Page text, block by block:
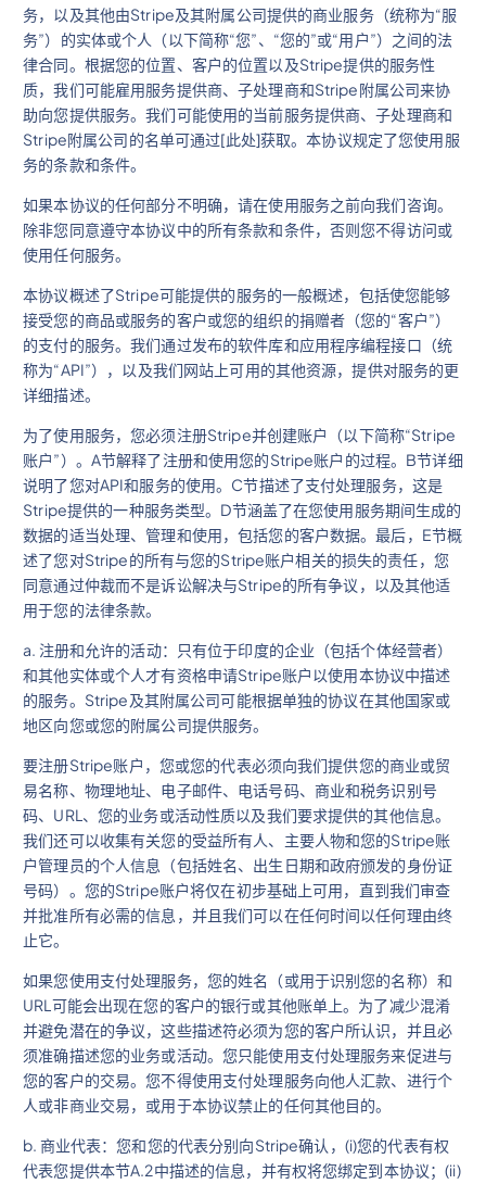
务，以及其他由Stripe及其附属公司提供的商业服务（统称为“服
务”）的实体或个人（以下简称“您”、“您的”或“用户”）之间的法
律合同。根据您的位置、客户的位置以及Stripe提供的服务性
质，我们可能雇用服务提供商、子处理商和Stripe附属公司来协
助向您提供服务。我们可能使用的当前服务提供商、子处理商和
Stripe附属公司的名单可通过[此处]获取。本协议规定了您使用服
务的条款和条件。
如果本协议的任何部分不明确，请在使用服务之前向我们咨询。
除非您同意遵守本协议中的所有条款和条件，否则您不得访问或
使用任何服务。
本协议概述了Stripe可能提供的服务的一般概述，包括使您能够
接受您的商品或服务的客户或您的组织的捐赠者（您的“客户”）
的支付的服务。我们通过发布的软件库和应用程序编程接口（统
称为“API”），以及我们网站上可用的其他资源，提供对服务的更
详细描述。
为了使用服务，您必须注册Stripe并创建账户（以下简称“Stripe
账户”）。A节解释了注册和使用您的Stripe账户的过程。B节详细
说明了您对API和服务的使用。C节描述了支付处理服务，这是
Stripe提供的一种服务类型。D节涵盖了在您使用服务期间生成的
数据的适当处理、管理和使用，包括您的客户数据。最后，E节概
述了您对Stripe的所有与您的Stripe账户相关的损失的责任，您
同意通过仲裁而不是诉讼解决与Stripe的所有争议，以及其他适
用于您的法律条款。
a. 注册和允许的活动：只有位于印度的企业（包括个体经营者）
和其他实体或个人才有资格申请Stripe账户以使用本协议中描述
的服务。Stripe及其附属公司可能根据单独的协议在其他国家或
地区向您或您的附属公司提供服务。
要注册Stripe账户，您或您的代表必须向我们提供您的商业或贸
易名称、物理地址、电子邮件、电话号码、商业和税务识别号
码、URL、您的业务或活动性质以及我们要求提供的其他信息。
我们还可以收集有关您的受益所有人、主要人物和您的Stripe账
户管理员的个人信息（包括姓名、出生日期和政府颁发的身份证
号码）。您的Stripe账户将仅在初步基础上可用，直到我们审查
并批准所有必需的信息，并且我们可以在任何时间以任何理由终
止它。
如果您使用支付处理服务，您的姓名（或用于识别您的名称）和
URL可能会出现在您的客户的银行或其他账单上。为了减少混淆
并避免潜在的争议，这些描述符必须为您的客户所认识，并且必
须准确描述您的业务或活动。您只能使用支付处理服务来促进与
您的客户的交易。您不得使用支付处理服务向他人汇款、进行个
人或非商业交易，或用于本协议禁止的任何其他目的。
b. 商业代表：您和您的代表分别向Stripe确认，(i)您的代表有权
代表您提供本节A.2中描述的信息，并有权将您绑定到本协议；(ii)